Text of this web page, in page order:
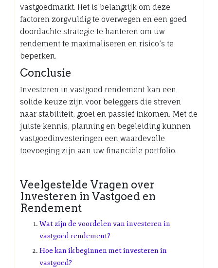
vastgoedmarkt. Het is belangrijk om deze
factoren zorgvuldig te overwegen en een goed
doordachte strategie te hanteren om uw
rendement te maximaliseren en risico’s te
beperken.
Conclusie
Investeren in vastgoed rendement kan een
solide keuze zijn voor beleggers die streven
naar stabiliteit, groei en passief inkomen. Met de
juiste kennis, planning en begeleiding kunnen
vastgoedinvesteringen een waardevolle
toevoeging zijn aan uw financiële portfolio.
Veelgestelde Vragen over
Investeren in Vastgoed en
Rendement
Wat zijn de voordelen van investeren in
vastgoed rendement?
Hoe kan ik beginnen met investeren in
vastgoed?